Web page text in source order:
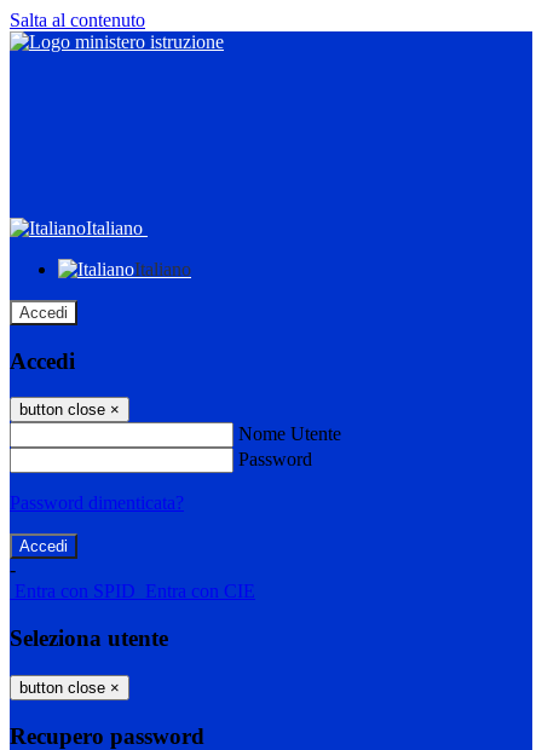
Salta al contenuto
Italiano
Italiano
Accedi
Accedi
button close ×
Nome Utente
Password
Password dimenticata?
-
Entra con SPID Entra con CIE
Seleziona utente
button close ×
Recupero password